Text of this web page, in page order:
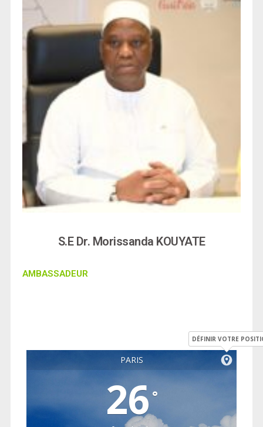
S.E Dr. Morissanda KOUYATE
AMBASSADEUR
PARIS
DÉFINIR VOTRE
26°